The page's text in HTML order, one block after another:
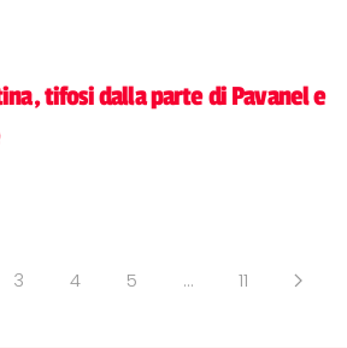
tifosi dalla parte di Pavanel e
3 4 5 … 11